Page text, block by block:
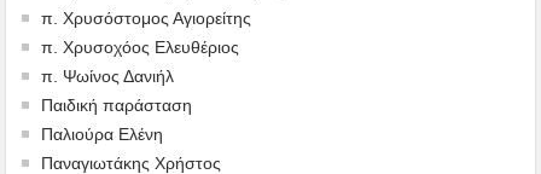
π. Χρυσόστομος Αγιορείτης
π. Χρυσοχόος Ελευθέριος
π. Ψωίνος Δανιήλ
Παιδική παράσταση
Παλιούρα Ελένη
Παναγιωτάκης Χρήστος